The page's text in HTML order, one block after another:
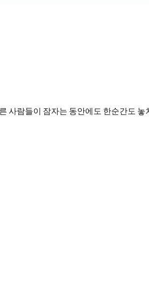
사람들이 잠자는 동안에도 한순간도 놓